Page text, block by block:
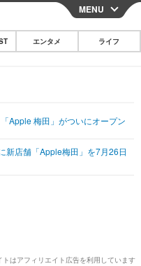
CLOSE
その他
MENU
エンタメ ライフ
Apple 梅田」がついにオープン
新店舗「Apple梅田」を7月26日